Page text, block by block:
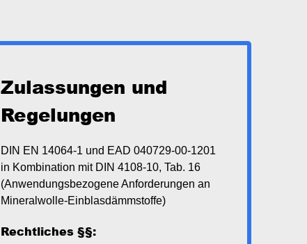
Zulassungen und
Regelungen
DIN EN 14064-1 und EAD 040729-00-1201
in Kombination mit DIN 4108-10, Tab. 16
(Anwendungsbezogene Anforderungen an
Mineralwolle-Einblasdämmstoffe)
Rechtliches §§: